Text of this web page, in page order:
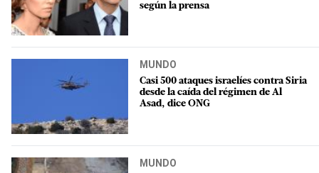
según la prensa
MUNDO
Casi 500 ataques israelíes contra Siria
desde la caída del régimen de Al
Asad, dice ONG
MUNDO